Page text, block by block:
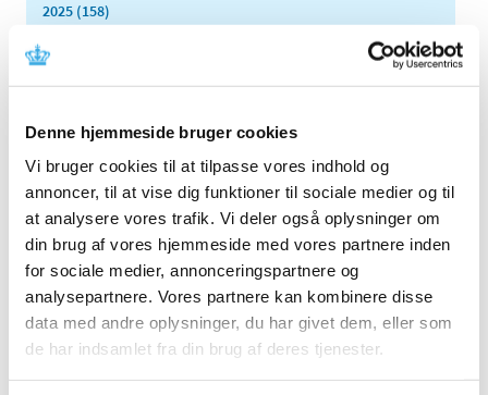
Denne hjemmeside bruger cookies
Vi bruger cookies til at tilpasse vores indhold og
annoncer, til at vise dig funktioner til sociale medier og til
at analysere vores trafik. Vi deler også oplysninger om
din brug af vores hjemmeside med vores partnere inden
for sociale medier, annonceringspartnere og
analysepartnere. Vores partnere kan kombinere disse
data med andre oplysninger, du har givet dem, eller som
de har indsamlet fra din brug af deres tjenester.
2025 (158)
2023 (195)
2021 (516)
2020 (263)
2019 (159)
2018 (150)
2017 (167)
2015 (33)
2014 (44)
2013 (49)